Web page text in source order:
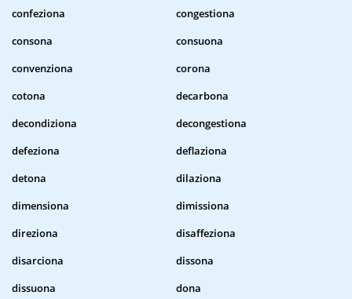
confeziona
congestiona
consona
consuona
convenziona
corona
cotona
decarbona
decondiziona
decongestiona
defeziona
deflaziona
detona
dilaziona
dimensiona
dimissiona
direziona
disaffeziona
disarciona
dissona
dissuona
dona